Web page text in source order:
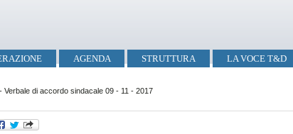
AGENDA STRUTTURA LA VOCE T&D
Verbale di accordo sindacale 09 - 11 - 2017